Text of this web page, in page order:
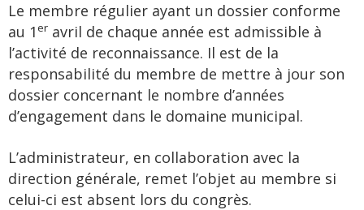
Le membre régulier ayant un dossier conforme
au 1er avril de chaque année est admissible à
l’activité de reconnaissance. Il est de la
responsabilité du membre de mettre à jour son
dossier concernant le nombre d’années
d’engagement dans le domaine municipal.
L’administrateur, en collaboration avec la
direction générale, remet l’objet au membre si
celui-ci est absent lors du congrès.